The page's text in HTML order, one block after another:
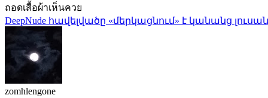
ถอดเสื้อผ้าเห็นควย
DeepNude հավելվածը «մերկացնում» է կանանց
zomhlengone